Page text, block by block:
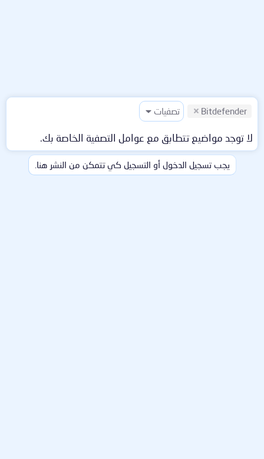
Bitdefender تصفيات
لا توجد مواضيع تتطابق مع عوامل التصفية الخاصة بك.
يجب تسجيل الدخول أو التسجيل كي تتمكن من النشر هنا.